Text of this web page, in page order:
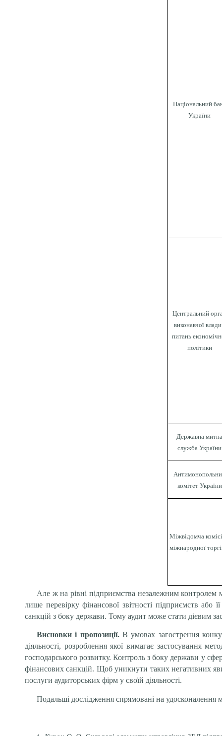
Національний
України
Центральний
виконавчої влади
питань
політики
Державна
служба України
комітет України
Міжвідомча
міжнародної
Але ж на рівні підприємства незалежним контролем
лише перевірку фінансової звітності підприємств
санкцій з боку держави. Тому аудит може стати дієвим
Висновки і пропозиції.В умовах загострення
діяльності, розроблення якої вимагає застосування
господарського розвитку. Контроль з боку держави у
фінансових санкцій. Щоб уникнути таких негативних
послуги аудиторських фірм у своїй діяльності.
Подальші дослідження спрямовані на удосконалення